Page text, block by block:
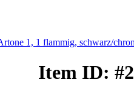
1, 1 flammig, schwarz/
Item ID: